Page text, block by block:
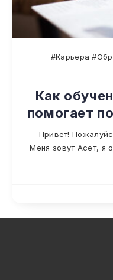
#Карьера
Как
помогает
– Привет!
Меня зовут Асет, я